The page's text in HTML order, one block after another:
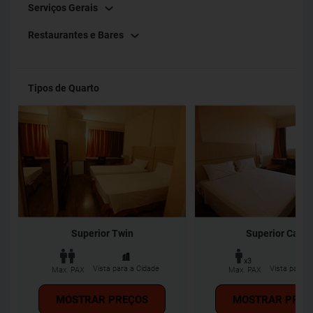
Serviços Gerais
Restaurantes e Bares
Tipos de Quarto
Superior Twin
Max. PAX Vista para a Cidade
MOSTRAR PREÇOS
Superior Casal
x3
Max. PAX
Vista para a
MOSTRAR